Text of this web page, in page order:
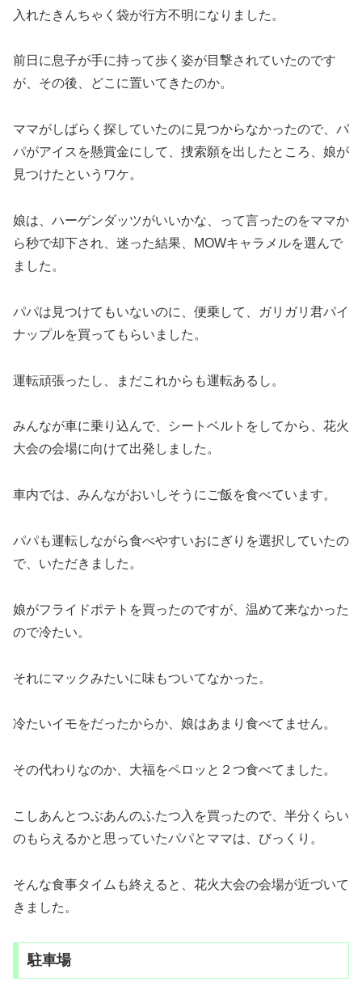
入れたきんちゃく袋が行方不明になりました。
前日に息子が手に持って歩く姿が目撃されていたのです
が、その後、どこに置いてきたのか。
ママがしばらく探していたのに見つからなかったので、パ
パがアイスを懸賞金にして、捜索願を出したところ、娘が
見つけたというワケ。
娘は、ハーゲンダッツがいいかな、って言ったのをママか
ら秒で却下され、迷った結果、MOWキャラメルを選んで
ました。
パパは見つけてもいないのに、便乗して、ガリガリ君パイ
ナップルを買ってもらいました。
運転頑張ったし、まだこれからも運転あるし。
みんなが車に乗り込んで、シートベルトをしてから、花火
大会の会場に向けて出発しました。
車内では、みんながおいしそうにご飯を食べています。
パパも運転しながら食べやすいおにぎりを選択していたの
で、いただきました。
娘がフライドポテトを買ったのですが、温めて来なかった
ので冷たい。
それにマックみたいに味もついてなかった。
冷たいイモをだったからか、娘はあまり食べてません。
その代わりなのか、大福をペロッと２つ食べてました。
こしあんとつぶあんのふたつ入を買ったので、半分くらい
のもらえるかと思っていたパパとママは、びっくり。
そんな食事タイムも終えると、花火大会の会場が近づいて
きました。
駐車場